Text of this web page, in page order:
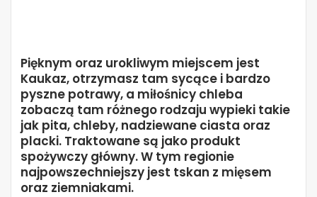
Pięknym oraz urokliwym miejscem jest
Kaukaz, otrzymasz tam sycące i bardzo
pyszne potrawy, a miłośnicy chleba
zobaczą tam różnego rodzaju wypieki takie
jak pita, chleby, nadziewane ciasta oraz
placki. Traktowane są jako produkt
spożywczy główny. W tym regionie
najpowszechniejszy jest tskan z mięsem
oraz ziemniakami.